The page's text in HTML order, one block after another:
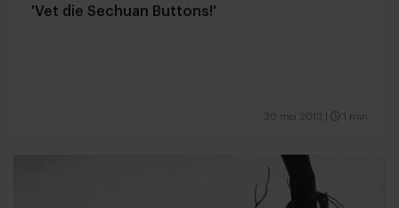
'Vet die Sechuan Buttons!'
30 mei 2013 1 min